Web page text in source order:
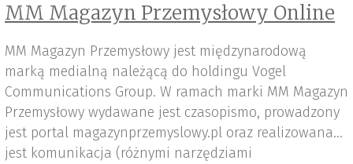
MM Magazyn Przemysłowy Online
MM Magazyn Przemysłowy jest międzynarodową
marką medialną należącą do holdingu Vogel
Communications Group. W ramach marki MM Magazyn
Przemysłowy wydawane jest czasopismo, prowadzony
jest portal magazynprzemyslowy.pl oraz realizowana
jest komunikacja (różnymi narzędziami